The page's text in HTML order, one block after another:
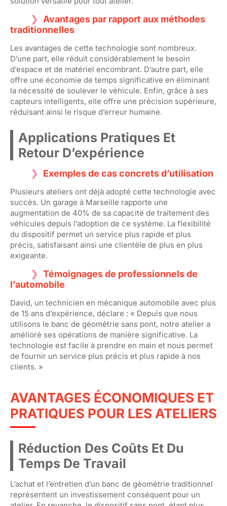
Avantages par rapport aux méthodes
traditionnelles
Les avantages de cette technologie sont nombreux.
D’une part, elle réduit considérablement le besoin
d’espace et de matériel encombrant. D’autre part, elle
offre une économie de temps significative en éliminant
la nécessité de soulever le véhicule. Enfin, grâce à ses
capteurs intelligents, elle offre une précision supérieure,
réduisant ainsi le risque d’erreur humaine.
Applications Pratiques Et
Retour D’expérience
Exemples de cas concrets d’utilisation
Plusieurs ateliers ont déjà adopté cette technologie avec
succès. Un garage à Marseille rapporte une
augmentation de 40% de sa capacité de traitement des
véhicules depuis l’adoption de ce système. La flexibilité
du dispositif permet un service plus rapide et plus
précis, satisfaisant ainsi une clientèle de plus en plus
exigeante.
Témoignages de professionnels de
l’automobile
David, un technicien en mécanique automobile avec plus
de 15 ans d’expérience, déclare : « Depuis que nous
utilisons le banc de géométrie sans pont, notre atelier a
amélioré ses opérations de manière significative. La
technologie est facile à prendre en main et nous permet
de fournir un service plus précis et plus rapide à nos
clients. »
AVANTAGES ÉCONOMIQUES ET
PRATIQUES POUR LES ATELIERS
Réduction Des Coûts Et Du
Temps De Travail
L’achat et l’entretien d’un banc de géométrie traditionnel
représentent un investissement conséquent pour un